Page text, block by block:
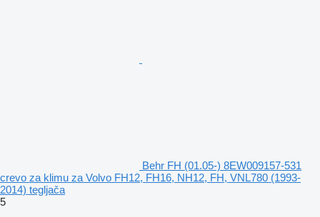
Behr FH (01.05-) 8EW009157-531
crevo za klimu za Volvo FH12, FH16, NH12, FH, VNL780 (1993-
2014) tegljača
5